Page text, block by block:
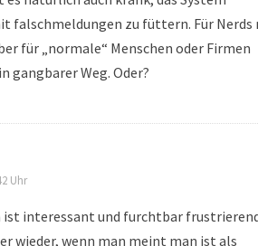
falschmeldungen zu füttern. Für Nerds
für „normale“ Menschen oder Firmen
gangbarer Weg. Oder?
Uhr
ist interessant und furchtbar
wieder, wenn man meint man ist als